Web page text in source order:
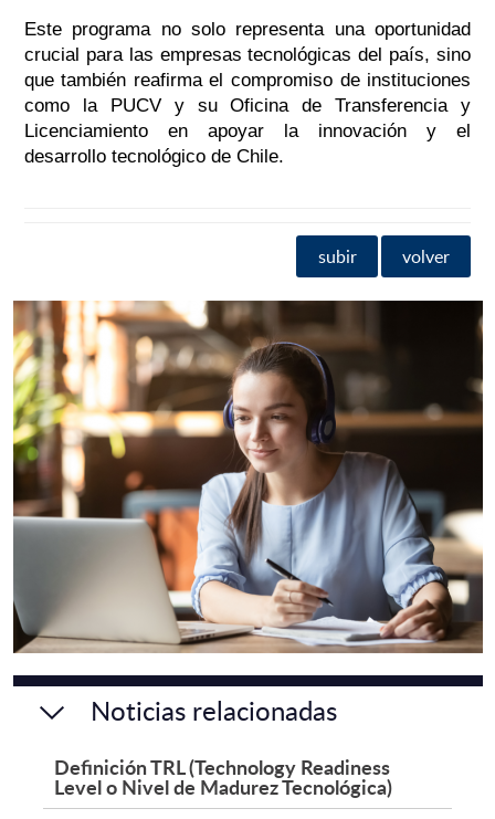
Este programa no solo representa una oportunidad
crucial para las empresas tecnológicas del país, sino
que también reafirma el compromiso de instituciones
como la PUCV y su Oficina de Transferencia y
Licenciamiento en apoyar la innovación y el
desarrollo tecnológico de Chile.
subir volver
Noticias relacionadas
Definición TRL (Technology Readiness
Level o Nivel de Madurez Tecnológica)